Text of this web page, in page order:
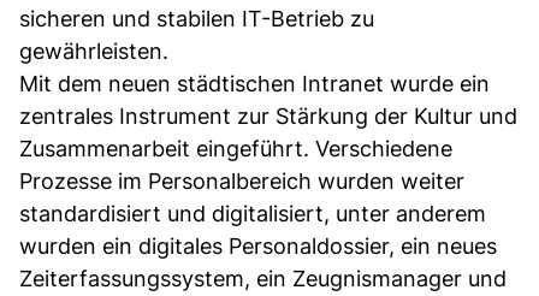
sicheren und stabilen IT-Betrieb zu
gewährleisten.
Mit dem neuen städtischen Intranet wurde ein
zentrales Instrument zur Stärkung der Kultur und
Zusammenarbeit eingeführt. Verschiedene
Prozesse im Personalbereich wurden weiter
standardisiert und digitalisiert, unter anderem
wurden ein digitales Personaldossier, ein neues
Zeiterfassungssystem, ein Zeugnismanager und